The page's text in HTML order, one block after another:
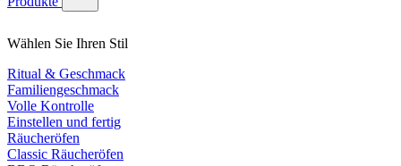
Untermenü für Produkte Kategorie anzeigen
Wählen Sie Ihren Stil
Ritual & Geschmack
Familiengeschmack
Volle Kontrolle
Einstellen und fertig
Räucheröfen
Classic Räucheröfen